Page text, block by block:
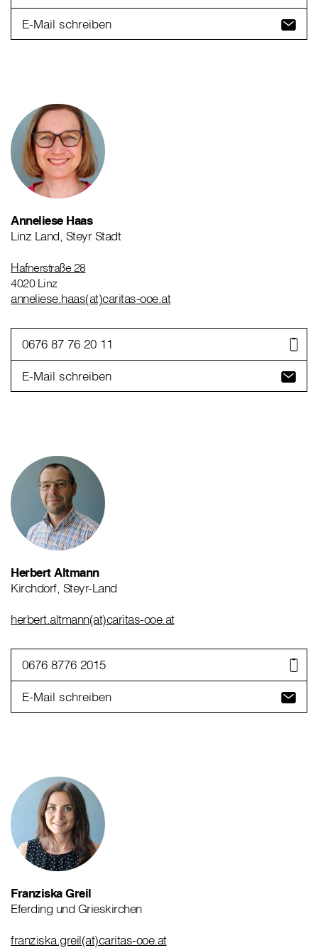
E-Mail schreiben
Anneliese Haas
Linz Land, Steyr Stadt
Hafnerstraße 28
4020 Linz
anneliese.haas(at)caritas-ooe.at
0676 87 76 20 11
E-Mail schreiben
Herbert Altmann
Kirchdorf, Steyr-Land
herbert.altmann(at)caritas-ooe.at
0676 8776 2015
E-Mail schreiben
Franziska Greil
Eferding und Grieskirchen
franziska.greil(at)caritas-ooe.at